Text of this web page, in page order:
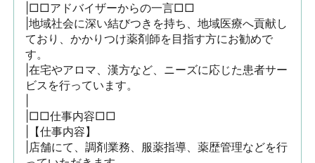
|□□アドバイザーからの一言□□
|地域社会に深い結びつきを持ち、地域医療へ貢献し
ており、かかりつけ薬剤師を目指す方にお勧めで
す。
|在宅やアロマ、漢方など、ニーズに応じた患者サー
ビスを行っています。
|□□仕事内容□□
|【仕事内容】
|店舗にて、調剤業務、服薬指導、薬歴管理などを行